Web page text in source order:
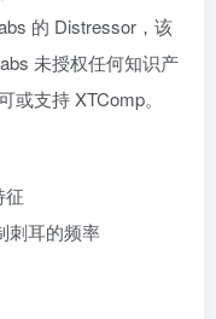
的 Distressor，该
未授权任何知识产
支持 XTComp。
征
刺耳的频率